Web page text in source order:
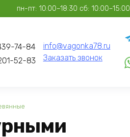
пн-пт: 10:00–18:30 сб: 10:00–15:00
74-84
52-83
info@vagonka78.ru
Заказать звонок